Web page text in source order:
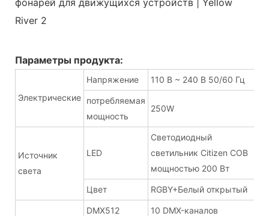
Параметры продукта:
Электрические
Напряжение 110 В ~ 240 В 50/60 Гц
потребляемая
мощность
250W
Источник
света
LED
Светодиодный
светильник Citizen COB
мощностью 200 Вт
Цвет RGBY+Белый открытый
DMX512 10 DMX-каналов